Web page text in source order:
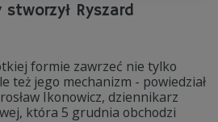
Ryszard
formie zawrzeć nie tylko
też jego mechanizm - powiedział
Ikonowicz, dziennikarz
która 5 grudnia obchodzi